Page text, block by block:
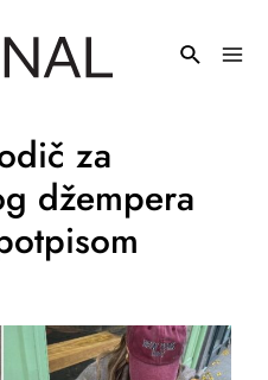
za
džempera